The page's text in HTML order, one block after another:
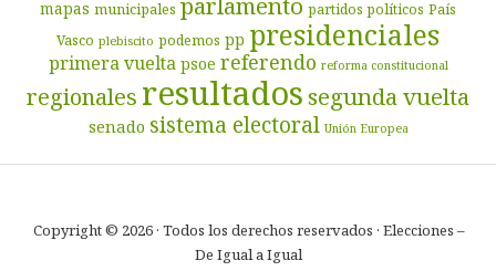
mapas municipales partidos políticos País
Vasco plebiscito podemos pp presidenciales
primera vuelta psoe referendo reforma constitucional
regionales resultadossegunda vuelta
senado sistema electoral Unión Europea
Copyright © 2026 · Todos los derechos reservados · Elecciones –
De Igual a Igual